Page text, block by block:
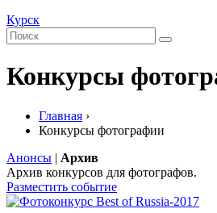
Курск
Конкурсы
Главная ›
Конкурсы фотографии
Анонсы | Архив
Архив конкурсов для фотографов.
Разместить событие